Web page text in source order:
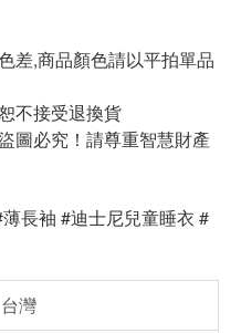
差,商品顏色請以平拍單品
不接受退換貨
圖必究！請尊重智慧財產
長袖 #迪士尼兒童睡衣 #
台灣